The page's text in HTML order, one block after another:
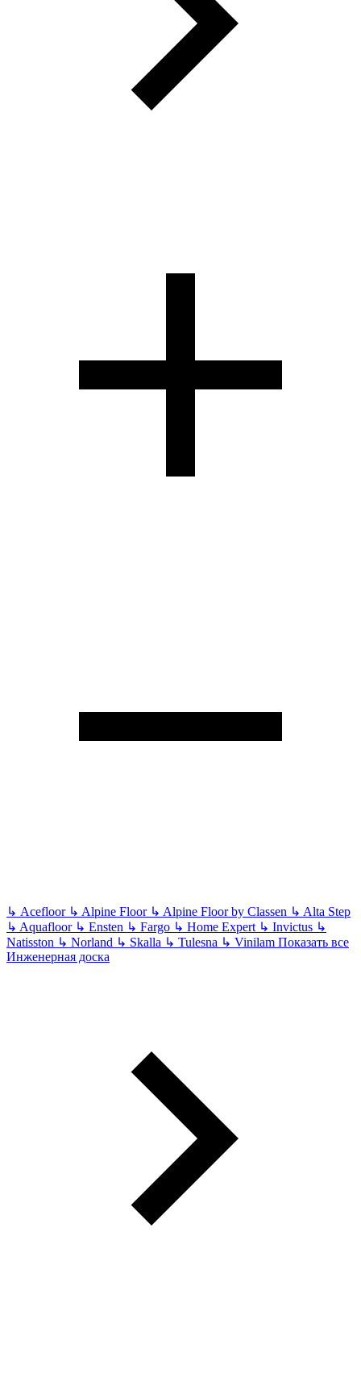
↳ Acefloor ↳ Alpine Floor ↳ Alpine Floor by Classen ↳ Alta Step
↳ Aquafloor ↳ Ensten ↳ Fargo ↳ Home Expert ↳ Invictus ↳
Natisston ↳ Norland ↳ Skalla ↳ Tulesna ↳ Vinilam Показать все
Инженерная доска